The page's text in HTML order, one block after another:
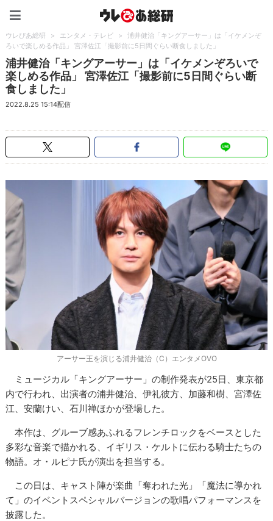
ウレぴあ総研 > エンタメ・テレビ >
浦井健治「キングアーサー」は「イケメンぞ
ろいで楽しめる作品」 宮澤佐江「撮影前に5日間ぐらい断食しました」
浦井健治「キングアーサー」は「イケメンぞろいで
楽しめる作品」 宮澤佐江「撮影前に5日間ぐらい断
食しました」
2022.8.25 15:14配信
アーサー王を演じる浦井健治（C）エンタメOVO
ミュージカル「キングアーサー」の制作発表が25日、東京都
内で行われ、出演者の浦井健治、伊礼彼方、加藤和樹、宮澤佐
江、安蘭けい、石川禅ほかが登場した。
本作は、グルーブ感あふれるフレンチロックをベースとした
多彩な音楽で描かれる、イギリス・ケルトに伝わる騎士たちの
物語。オ・ルピナ氏が演出を担当する。
この日は、キャスト陣が楽曲「奪われた光」「魔法に導かれ
て」のイベントスペシャルバージョンの歌唱パフォーマンスを
披露した。